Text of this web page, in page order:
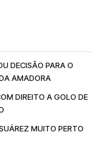
DECISÃO PARA O
AMADORA
DIREITO A GOLO DE
MUITO PERTO